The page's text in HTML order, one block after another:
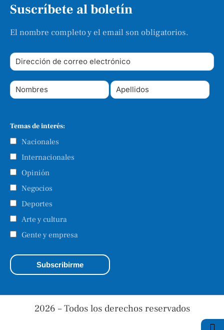
Suscríbete al boletín
El nombre completo y el email son obligatorios.
Temas de interés:
Nacionales
Internacionales
Opinión
Negocios
Deportes
Arte y cultura
Gente y empresa
2026 – Todos los derechos reservados